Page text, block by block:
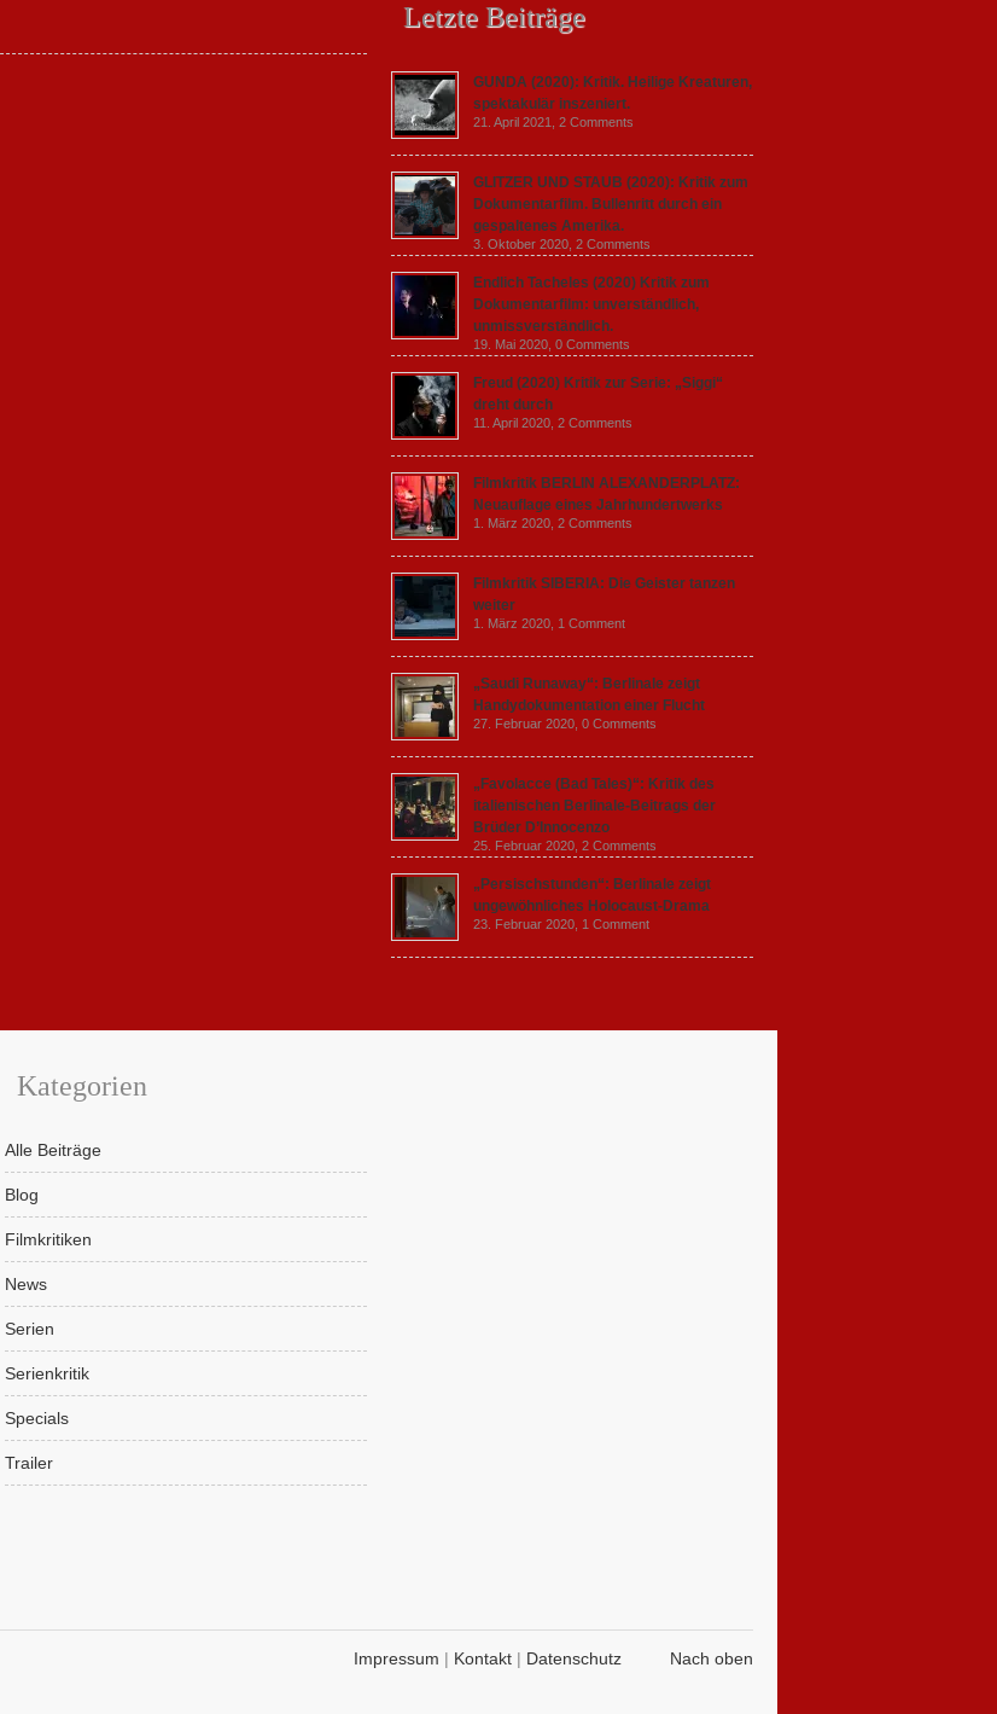
Letzte Beiträge
GUNDA (2020): Kritik. Heilige Kreaturen,
spektakulär inszeniert.
21. April 2021, 2 Comments
GLITZER UND STAUB (2020): Kritik zum
Dokumentarfilm. Bullenritt durch ein
gespaltenes Amerika.
3. Oktober 2020, 2 Comments
Endlich Tacheles (2020) Kritik zum
Dokumentarfilm: unverständlich,
unmissverständlich.
19. Mai 2020, 0 Comments
Freud (2020) Kritik zur Serie: „Siggi“
dreht durch
11. April 2020, 2 Comments
Filmkritik BERLIN ALEXANDERPLATZ:
Neuauflage eines Jahrhundertwerks
1. März 2020, 2 Comments
Filmkritik SIBERIA: Die Geister tanzen
weiter
1. März 2020, 1 Comment
„Saudi Runaway“: Berlinale zeigt
Handydokumentation einer Flucht
27. Februar 2020, 0 Comments
„Favolacce (Bad Tales)“: Kritik des
italienischen Berlinale-Beitrags der
Brüder D’Innocenzo
25. Februar 2020, 2 Comments
„Persischstunden“: Berlinale zeigt
ungewöhnliches Holocaust-Drama
23. Februar 2020, 1 Comment
Kategorien
Alle Beiträge
Blog
Filmkritiken
News
Serien
Serienkritik
Specials
Trailer
Impressum | Kontakt | Datenschutz Nach oben